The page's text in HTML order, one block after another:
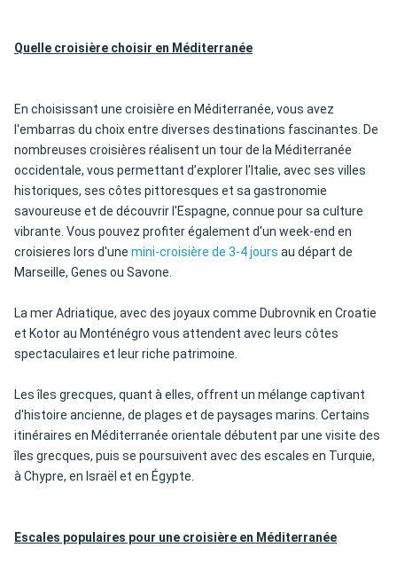
Quelle croisière choisir en Méditerranée
En choisissant une croisière en Méditerranée, vous avez
l'embarras du choix entre diverses destinations fascinantes. De
nombreuses croisières réalisent un tour de la Méditerranée
occidentale, vous permettant d’explorer l'Italie, avec ses villes
historiques, ses côtes pittoresques et sa gastronomie
savoureuse et de découvrir l'Espagne, connue pour sa culture
vibrante. Vous pouvez profiter également d'un week-end en
croisieres lors d'une mini-croisière de 3-4 jours au départ de
Marseille, Genes ou Savone.
La mer Adriatique, avec des joyaux comme Dubrovnik en Croatie
et Kotor au Monténégro vous attendent avec leurs côtes
spectaculaires et leur riche patrimoine.
Les îles grecques, quant à elles, offrent un mélange captivant
d'histoire ancienne, de plages et de paysages marins. Certains
itinéraires en Méditerranée orientale débutent par une visite des
îles grecques, puis se poursuivent avec des escales en Turquie,
à Chypre, en Israël et en Égypte.
Escales populaires pour une croisière en Méditerranée